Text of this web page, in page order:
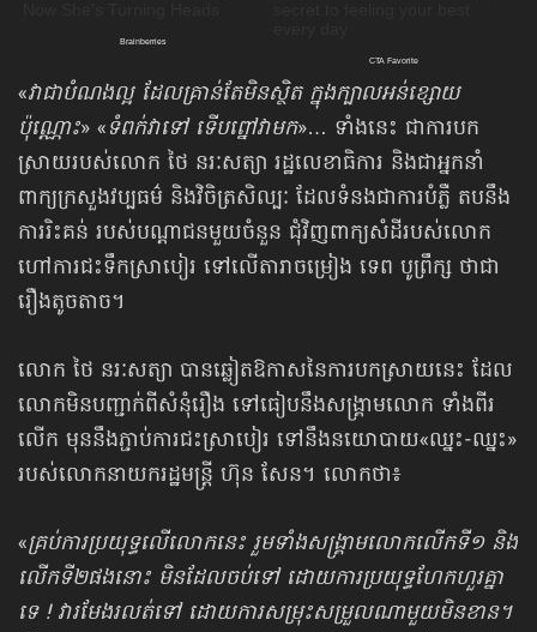
«វាជាបំណងល្អ ដែលគ្រាន់តែមិនស្ថិត ក្នុងក្បាលអន់ខ្សោយ
ប៉ុណ្ណោះ» «ទំពក់វាទៅ ទើបព្នៅវាមក»… ទាំងនេះ ជាការបក
ស្រាយរបស់លោក ថៃ នរៈសត្យា រដ្ឋលេខាធិការ និងជាអ្នកនាំ
ពាក្យក្រសួងវប្បធម៌ និងវិចិត្រសិល្បៈ ដែលទំនងជាការបំភ្លឺ តបនឹង
ការរិះគន់ របស់​បណ្ដាជន​មួយចំនួន ជុំវិញពាក្យសំដីរបស់លោក
ហៅការជះទឹកស្រាបៀរ ទៅលើតារាចម្រៀង ទេព បូព្រឹក្ស ថាជា
រឿងតូចតាច។
លោក ថៃ នរៈសត្យា បានឆ្លៀតឱកាសនៃការបកស្រាយនេះ ដែល
លោកមិនបញ្ជាក់​ពីសំនុំរឿង ទៅធៀបនឹងសង្គ្រាមលោក ទាំងពីរ
លើក មុននឹងភ្ជាប់ការជះស្រាបៀរ ទៅនឹងនយោបាយ«ឈ្នះ-ឈ្នះ»
របស់លោកនាយករដ្ឋមន្ត្រី ហ៊ុន សែន។ លោកថា៖
«គ្រប់ការប្រយុទ្ធលើលោកនេះ រួមទាំងសង្គ្រាមលោកលើកទី១ និង
លើកទី២ផងនោះ មិនដែលចប់ទៅ ដោយការប្រយុទ្ធហែកហួរគ្នា
ទេ ! វារមែងរលត់ទៅ ដោយការសម្រុះសម្រួលណាមួយមិនខាន។